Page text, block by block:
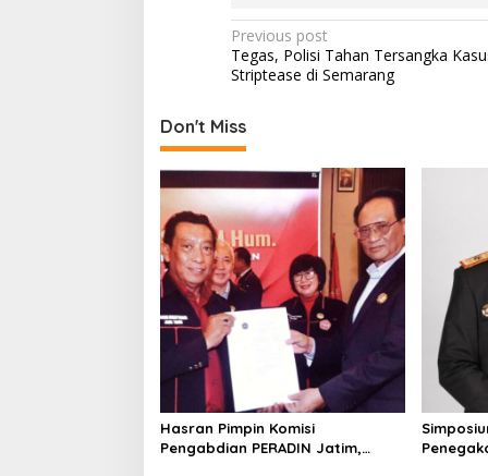
P
o
t
n
a
v
i
g
a
t
i
o
n
Previous post
Tegas, Polisi Tahan Tersangka
Striptease di Semarang
Don't Miss
Hasran Pimpin Komisi
Pengabdian PERADIN Jatim,